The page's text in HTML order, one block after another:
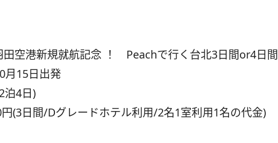
田空港新規就航記念 ！ Peachで行く台北3日間or4日間
月15日出発
泊4日)
(3日間/Dグレードホテル利用/2名1室利用1名の代金)